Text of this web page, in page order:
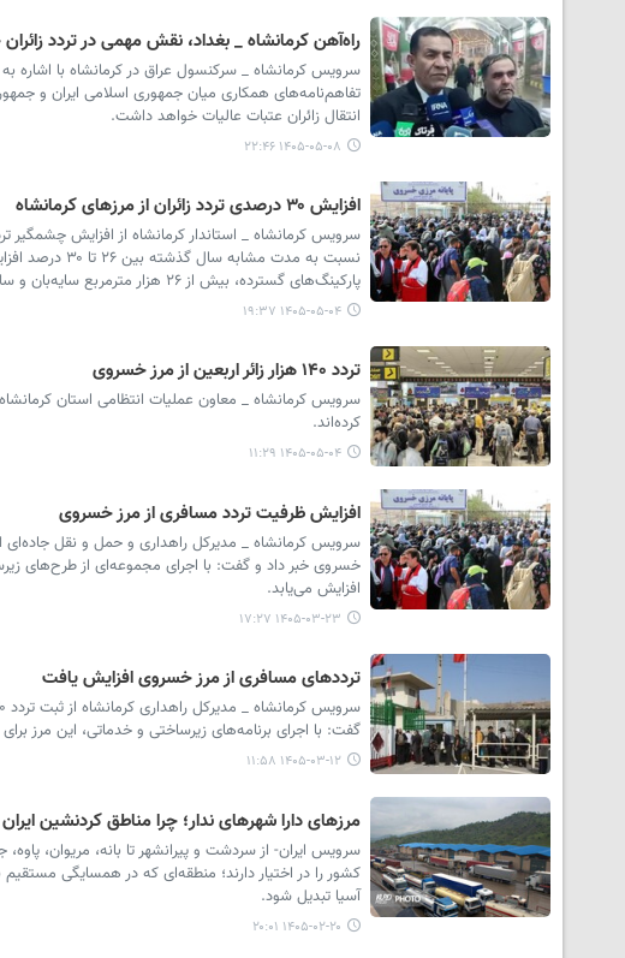
راه‌آهن کرمانشاه _ بغداد، نقش مهمی در تردد
انتقال زائران عتبات عالیات خواهد داشت.
۱۴۰۵-۰۵-۰۸ ۲۲:۴۶
افزایش ۳۰ درصدی تردد زائران از مرزهای کرمانشاه
سرویس کرمانشاه _ استاندار کرمانشاه از افزایش چشمگیر
نسبت به مدت
پارکینگ‌های گسترده، بیش از ۲۶ هزار مترمربع سایه‌بان و سایر امکانات، شرایط مطلوبی را برای میزبانی از زائران فراهم کرده است.
۱۴۰۵-۰۵-۰۴ ۱۹:۳۷
تردد ۱۴۰ هزار زائر اربعین از مرز خسروی
کرده‌اند.
۱۴۰۵-۰۵-۰۴ ۱۱:۲۹
افزایش ظرفیت تردد مسافری از مرز خسروی
سرویس کرمانشاه _ مدیرکل راهداری و حمل‌ و نقل جاده‌ای
خسروی خبر داد و گفت: با اجرای مجموعه‌ای از طرح‌های
افزایش می‌یابد.
۱۴۰۵-۰۳-۲۳ ۱۷:۲۷
ترددهای مسافری از مرز خسروی افزایش یافت
گفت: با اجرای برنامه‌های زیرساختی و خدماتی، این مرز
۱۴۰۵-۰۳-۱۲ ۱۱:۵۸
مرزهای دارا شهرهای ندار؛ چرا مناطق کردنشین
سرویس ایران- از سردشت و پیرانشهر تا بانه، مریوان،
کشور را در اختیار دارند؛ منطقه‌ای که در همسایگی مستقیم
آسیا تبدیل شود.
۱۴۰۵-۰۲-۲۰ ۲۰:۰۱
عصر هوش مصنوعی، آشوب
اطلاعات و بحران اعتماد/ **منصور
اولی